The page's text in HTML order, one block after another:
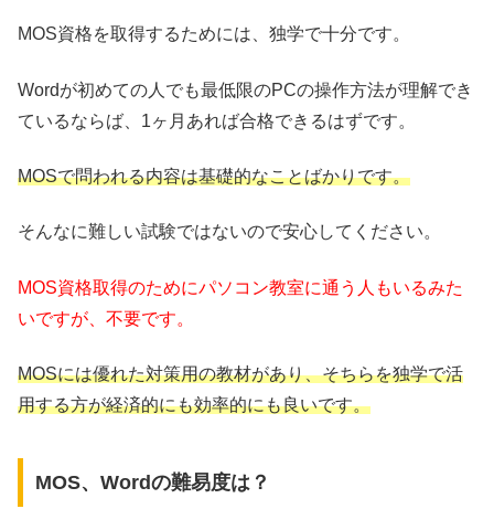
MOS資格を取得するためには、独学で十分です。
Wordが初めての人でも最低限のPCの操作方法が理解でき
ているならば、1ヶ月あれば合格できるはずです。
MOSで問われる内容は基礎的なことばかりです。
そんなに難しい試験ではないので安心してください。
MOS資格取得のためにパソコン教室に通う人もいるみた
いですが、不要です。
MOSには優れた対策用の教材があり、そちらを独学で活
用する方が経済的にも効率的にも良いです。
MOS、Wordの難易度は？